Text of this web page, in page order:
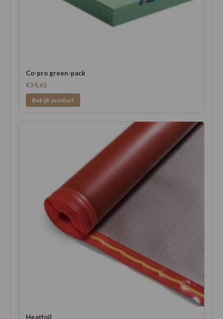
Co-pro green-pack
€34,65
Bekijk product
Heatfoil